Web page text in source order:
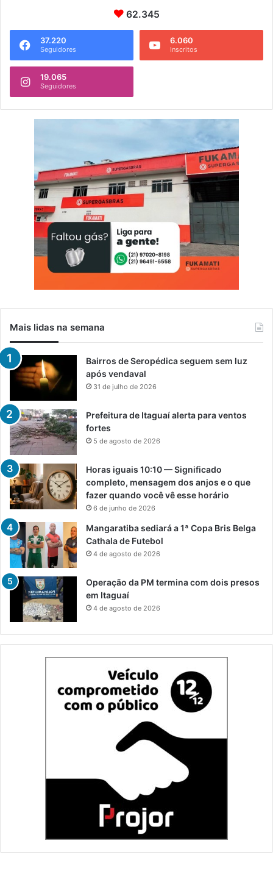
62.345
37.220
Seguidores
6.060
Inscritos
19.065
Seguidores
Mais lidas na semana
Bairros de Seropédica seguem sem luz
após vendaval
31 de julho de 2026
Prefeitura de Itaguaí alerta para ventos
fortes
5 de agosto de 2026
Horas iguais 10:10 — Significado
completo, mensagem dos anjos e o que
fazer quando você vê esse horário
6 de junho de 2026
Mangaratiba sediará a 1ª Copa Bris Belga
Cathala de Futebol
4 de agosto de 2026
Operação da PM termina com dois presos
em Itaguaí
4 de agosto de 2026